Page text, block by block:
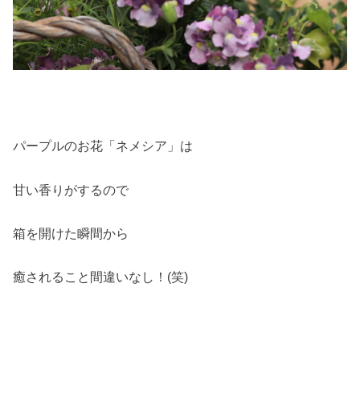
パープルのお花「ネメシア」は
甘い香りがするので
箱を開けた瞬間から
癒されること間違いなし！(笑)